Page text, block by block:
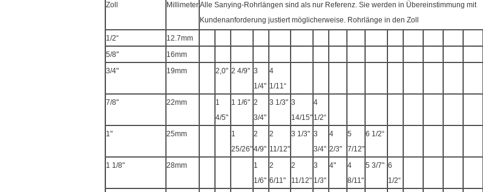
Zoll MillimeterAlle Sanying-Rohrlängen sind als nur Referenz. Sie werden in Übereinstimmung mit
Kundenanforderung justiert möglicherweise. Rohrlänge in den Zoll
1/2“
12.7mm
5/8"
16mm
3/4"
19mm 2,0" 2 4/9" 3
1/4"
4
1/11“
7/8"
22mm
1
4/5"
1 1/6" 2
3/4"
3 1/3" 3
14/15"
4
1/2“
1"
25mm
1
25/26"
2
4/9"
2
11/12"
3 1/3" 3
3/4"
4
2/3"
5
7/12"
6 1/2“
1 1/8" 28mm
1
1/6"
2
6/11"
2
11/12"
3
1/3"
4"
4
8/11"
5 3/7" 6
1/2“